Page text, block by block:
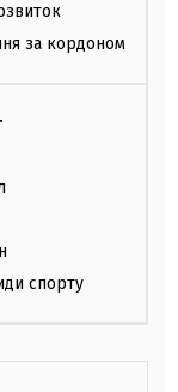
за кордоном
спорту